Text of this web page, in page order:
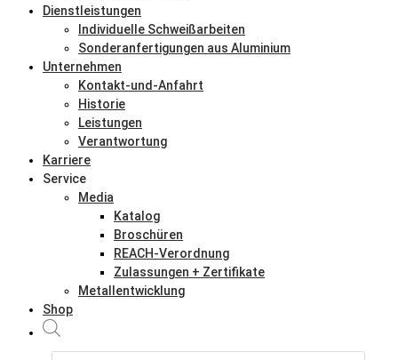
Dienstleistungen
Individuelle Schweißarbeiten
Sonderanfertigungen aus Aluminium
Unternehmen
Kontakt-und-Anfahrt
Historie
Leistungen
Verantwortung
Karriere
Service
Media
Katalog
Broschüren
REACH-Verordnung
Zulassungen + Zertifikate
Metallentwicklung
Shop